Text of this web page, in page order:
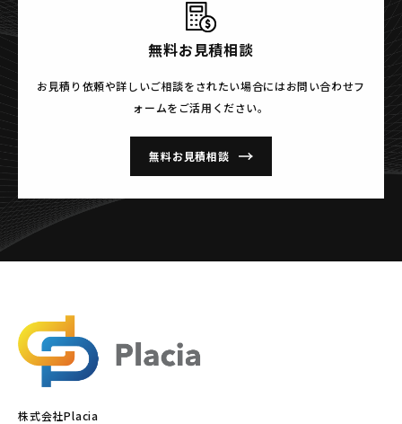
無料お見積相談
お見積り依頼や詳しいご相談をされたい場合にはお問い合わせフ
ォームをご活用ください。
無料お見積相談
株式会社Placia